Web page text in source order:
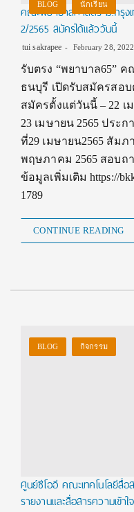
BLOG นักเรียน
คณะพยาบาลศาสตร์ ม.กรุง
2/2565 สมัครได้แล้ววันนี้
tui sakrapee February 28, 2022
รับตรง “พยาบาล65”
ธนบุรี เปิดรับสมัครสอบ
สมัครตั้งแต่วันนี้ – 22 เ
23 เมษายน 2565 ปร
ที่29 เมษายน2565 สัม
พฤษภาคม 2565 สอบถา
ข้อมูลเพิ่มเติม https://
1789
CONTINUE READING
BLOG กิจกรรม
ศูนย์ซีโออี คณะเทคโนโลยี
รายงานและสื่อสารความเข้า